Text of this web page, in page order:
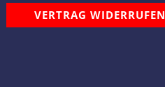
VERTRAG WIDERRUFEN